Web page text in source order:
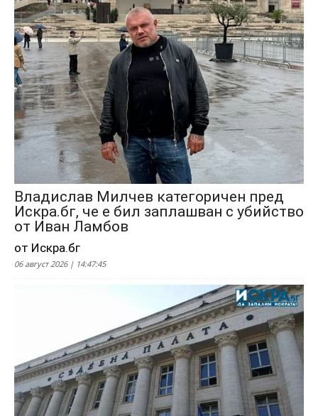
Владислав Милчев категоричен пред
Искра.бг, че е бил заплашван с убийство
от Иван Ламбов
от Искра.бг
06 август 2026 | 14:47:45